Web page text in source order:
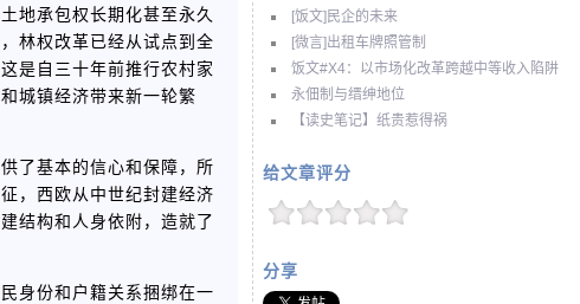
[饭文]民企的未来
[微言]出租车牌照管制
饭文#X4：以市场化改革跨越中等收入陷阱
永佃制与缙绅地位
【读史笔记】纸贵惹得祸
给文章评分
分享
地承包权长期化甚至永久
林权改革已经从试点到全
是自三十年前推行农村家
城镇经济带来新一轮繁
了基本的信心和保障，所
，西欧从中世纪封建经济
结构和人身依附，造就了
身份和户籍关系捆绑在一